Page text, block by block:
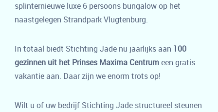
splinternieuwe luxe 6 persoons bungalow op het
naastgelegen Strandpark Vlugtenburg.
In totaal biedt Stichting Jade nu jaarlijks aan 100
gezinnen uit het Prinses Maxima Centrumeen gratis
vakantie aan. Daar zijn we enorm trots op!
Wilt u of uw bedrijf Stichting Jade structureel steunen